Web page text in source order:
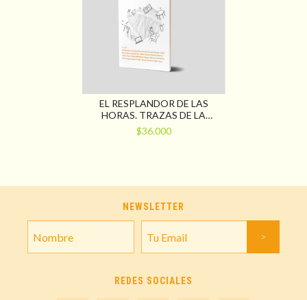
EL RESPLANDOR DE LAS
HORAS. TRAZAS DE LA
EDUCACIÓN PÚBLICA
$36.000
NEWSLETTER
REDES SOCIALES